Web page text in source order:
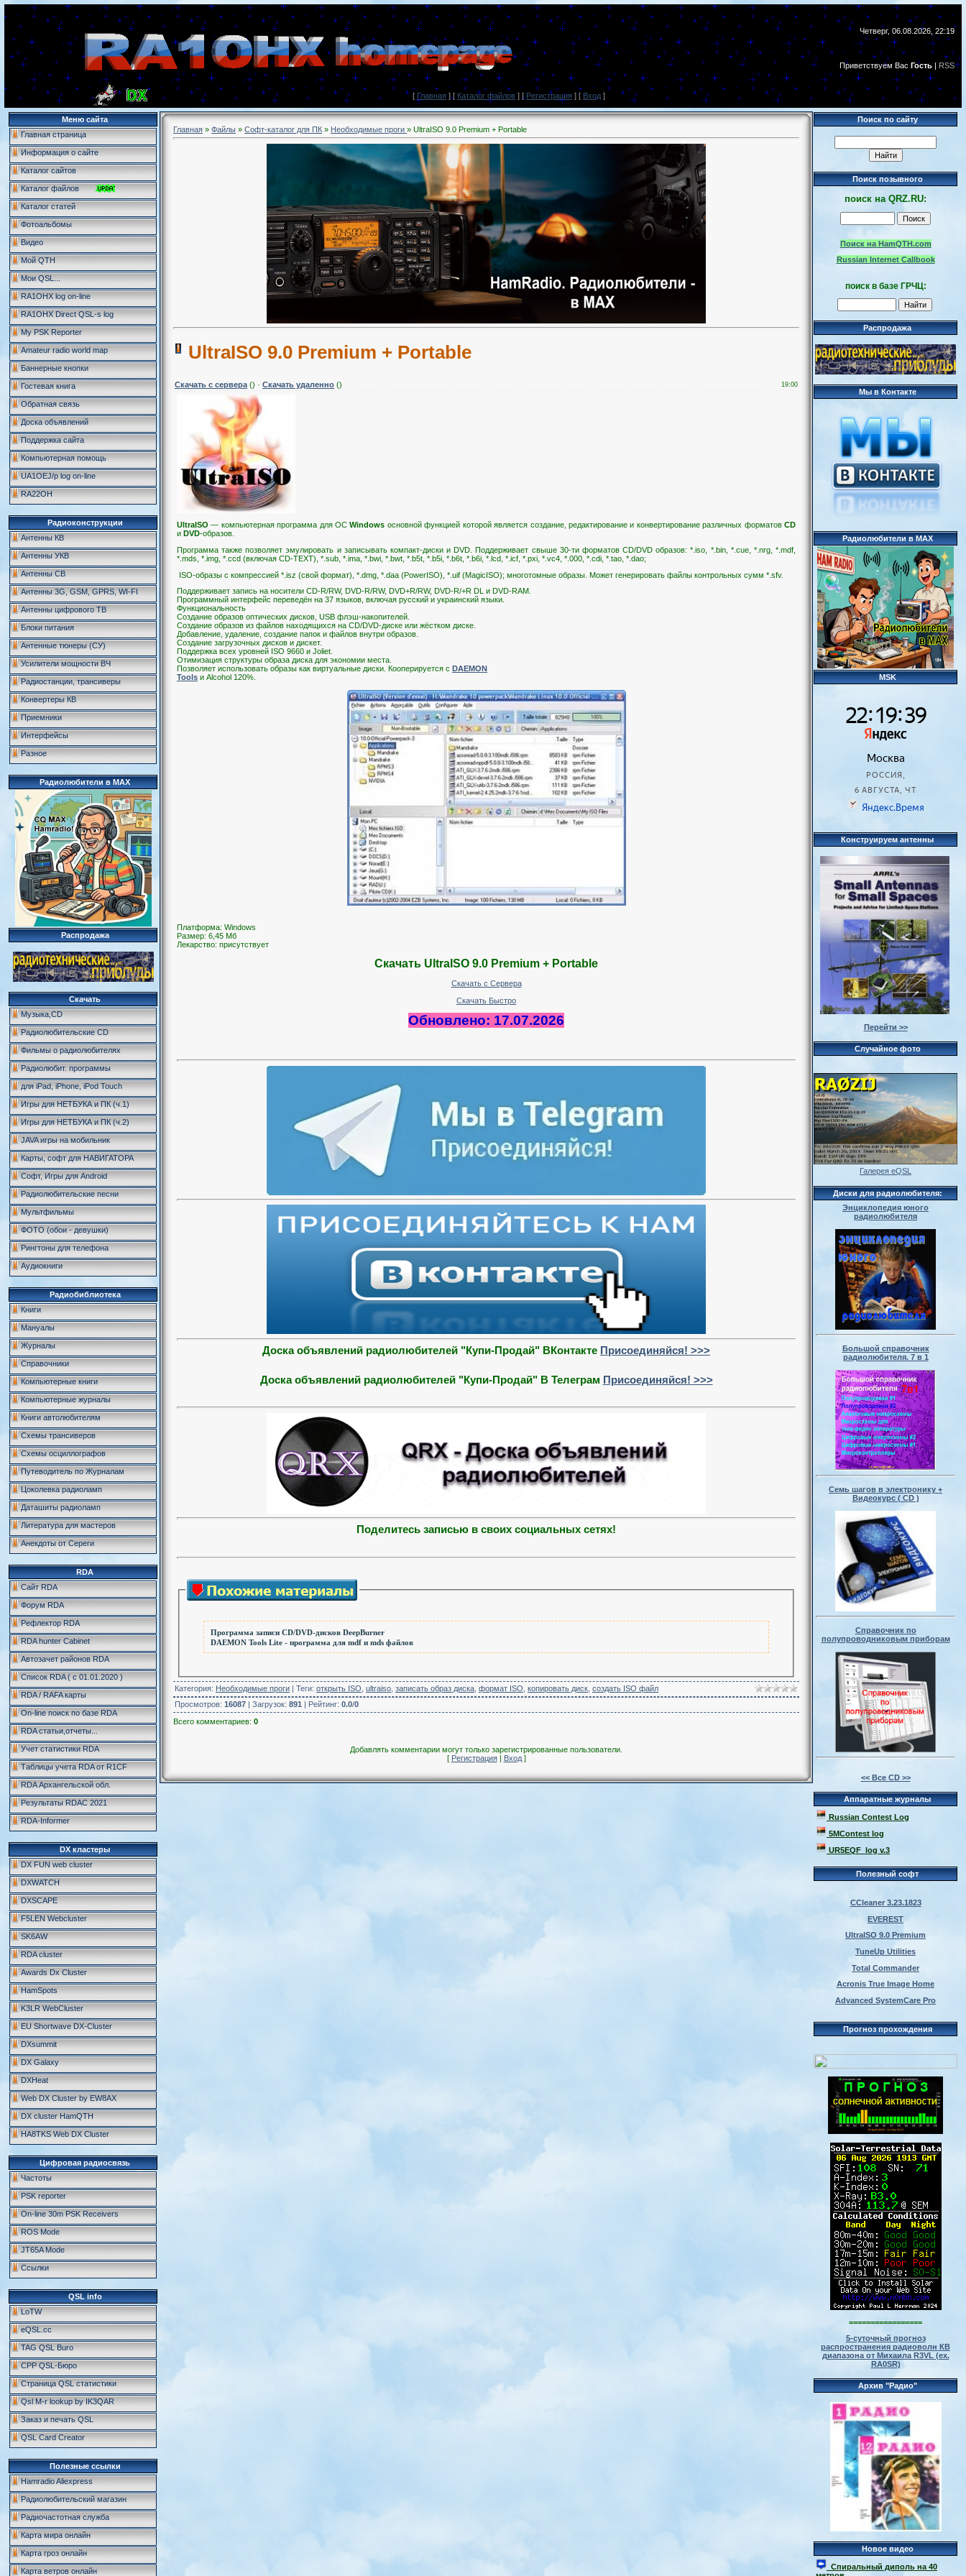
Четверг, 06.08.2026, 22:19
Приветствуем Вас Гость | RSS
[ Главная ] [ Каталог файлов ] [ Регистрация ] [ Вход ]
Меню сайта
Главная страница
Информация о сайте
Каталог сайтов
Каталог файлов
Каталог статей
Фотоальбомы
Видео
Мой QTH
Мои QSL...
RA1OHX log on-line
RA1OHX Direct QSL-s log
My PSK Reporter
Amateur radio world map
Баннерные кнопки
Гостевая книга
Обратная связь
Доска объявлений
Поддержка сайта
Компьютерная помощь
UA1OEJ/p log on-line
RA22OH
Радиоконструкции
Антенны КВ
Антенны УКВ
Антенны CB
Антенны 3G, GSM, GPRS, WI-FI
Антенны цифрового ТВ
Блоки питания
Антенные тюнеры (СУ)
Усилители мощности ВЧ
Радиостанции, трансиверы
Конвертеры КВ
Приемники
Интерфейсы
Разное
Радиолюбители в MAX
Распродажа
Скачать
Музыка,CD
Радиолюбительские CD
Фильмы о радиолюбителях
Радиолюбит. программы
для iPad, iPhone, iPod Touch
Игры для НЕТБУКА и ПК (ч.1)
Игры для НЕТБУКА и ПК (ч.2)
JAVA игры на мобильник
Карты, софт для НАВИГАТОРА
Софт, Игры для Android
Радиолюбительские песни
Мультфильмы
ФОТО (обои - девушки)
Рингтоны для телефона
Аудиокниги
Радиобиблиотека
Книги
Мануалы
Журналы
Справочники
Компьютерные книги
Компьютерные журналы
Книги автолюбителям
Схемы трансиверов
Схемы осциллографов
Путеводитель по Журналам
Цоколевка радиоламп
Даташиты радиоламп
Литература для мастеров
Анекдоты от Сереги
RDA
Сайт RDA
Форум RDA
Рефлектор RDA
RDA hunter Cabinet
Автозачет районов RDA
Список RDA ( c 01.01.2020 )
RDA / RAFA карты
On-line поиск по базе RDA
RDA статьи,отчеты...
Учет статистики RDA
Таблицы учета RDA от R1CF
RDA Архангельской обл.
Результаты RDAC 2021
RDA-Informer
DX кластеры
DX FUN web cluster
DXWATCH
DXSCAPE
F5LEN Webcluster
SK6AW
RDA cluster
Awards Dx Cluster
HamSpots
K3LR WebCluster
EU Shortwave DX-Cluster
DXsummit
DX Galaxy
DXHeat
Web DX Cluster by EW8AX
DX cluster HamQTH
HA8TKS Web DX Cluster
Цифровая радиосвязь
Частоты
PSK reporter
On-line 30m PSK Receivers
ROS Mode
JT65A Mode
Ссылки
QSL info
LoTW
eQSL.cc
TAG QSL Buro
СРР QSL-Бюро
Страница QSL статистики
Qsl M-r lookup by IK3QAR
Заказ и печать QSL
QSL Card Creator
Полезные ссылки
Hamradio Aliexpress
Радиолюбительский магазин
Радиочастотная служба
Карта мира онлайн
Карта гроз онлайн
Карта ветров онлайн
Главная » Файлы » Софт-каталог для ПК » Необходимые проги » UltraISO 9.0 Premium + Portable
UltraISO 9.0 Premium + Portable
Скачать с сервера () · Скачать удаленно () 19:00
UltraISO — компьютерная программа для ОСWindows основной функцией которой является создание, редактирование и конвертирование различных форматовCD
и DVD-образов.
Программа также позволяет эмулировать и записывать компакт-диски и DVD. Поддерживает свыше 30-ти форматов CD/DVD образов: *.iso, *.bin, *.cue, *.nrg, *.mdf,
*.mds, *.img, *.ccd (включая CD-TEXT), *.sub, *.ima, *.bwi, *.bwt, *.b5t, *.b5i, *.b6t, *.b6i, *.lcd, *.icf, *.pxi, *.vc4, *.000, *.cdi, *.tao, *.dao;
ISO-образы с компрессией *.isz (свой формат), *.dmg, *.daa (PowerISO), *.uif (MagicISO); многотомные образы. Может генерировать файлы контрольных сумм *.sfv.
Поддерживает запись на носители CD-R/RW, DVD-R/RW, DVD+R/RW, DVD-R/+R DL и DVD-RAM.
Программный интерфейс переведён на 37 языков, включая русский и украинский языки.
Функциональность
Создание образов оптических дисков, USB флэш-накопителей.
Создание образов из файлов находящихся на CD/DVD-диске или жёстком диске.
Добавление, удаление, создание папок и файлов внутри образов.
Создание загрузочных дисков и дискет.
Поддержка всех уровней ISO 9660 и Joliet.
Отимизация структуры образа диска для экономии места.
Позволяет использовать образы как виртуальные диски. Кооперируется с DAEMON
Tools и Alcohol 120%.
Платформа: Windows
Размер: 6,45 Мб
Лекарство: присутствует
Скачать UltraISO 9.0 Premium + Portable
Скачать с Сервера
Скачать Быстро
Обновлено: 17.07.2026
Доска объявлений радиолюбителей "Купи-Продай" ВКонтакте Присоединяйся! >>>
Доска объявлений радиолюбителей "Купи-Продай" В Телеграм Присоединяйся! >>>
Поделитесь записью в своих социальных сетях!
Программа записи CD/DVD-дисков DeepBurner
DAEMON Tools Lite - программа для mdf и mds файлов
Категория: Необходимые проги | Теги: открыть ISO ultraiso записать образ диска формат ISO копировать диск создать ISO файл
Просмотров: 16087 | Загрузок: 891 | Рейтинг: 0.0/0
Всего комментариев: 0
Добавлять комментарии могут только зарегистрированные пользователи.
[ Регистрация| Вход]
Поиск по сайту
Поиск позывного
поиск на QRZ.RU:
Поиск на HamQTH.com
Russian Internet Callbook
поиск в базе ГРЧЦ:
Распродажа
Мы в Контакте
Радиолюбители в MAX
MSK
Конструируем антенны
Перейти >>
Случайное фото
Галерея eQSL
Диски для радиолюбителя:
Энциклопедия юного
радиолюбителя
Большой справочник
радиолюбителя. 7 в 1
Семь шагов в электронику +
Видеокурс ( CD )
Справочник по
полупроводниковым приборам
<< Все CD >>
Аппаратные журналы
Russian Contest Log
5MContest log
UR5EQF_log v.3
Полезный софт
CCleaner 3.23.1823
EVEREST
UltraISO 9.0 Premium
TuneUp Utilities
Total Commander
Acronis True Image Home
Advanced SystemCare Pro
Прогноз прохождения
=================
5-суточный прогноз
распространения радиоволн КВ
диапазона от Михаила R3VL (ex.
RA0SR)
Архив "Радио"
Новое видео
Спиральный диполь на 40